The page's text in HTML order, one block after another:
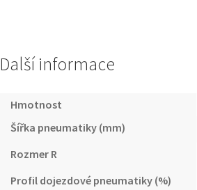
Další informace
Hmotnost
Šířka pneumatiky (mm)
Rozmer R
Profil dojezdové pneumatiky (%)